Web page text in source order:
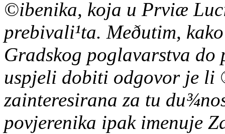
©ibenika, koja u Prviæ
prebivali¹ta. Meðutim,
Gradskog poglavarstva do
uspjeli dobiti odgovor je li
zainteresirana za tu
povjerenika ipak imenuje